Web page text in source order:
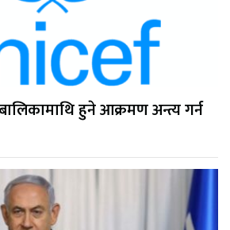
हुने आक्रमण अन्त्य गर्न